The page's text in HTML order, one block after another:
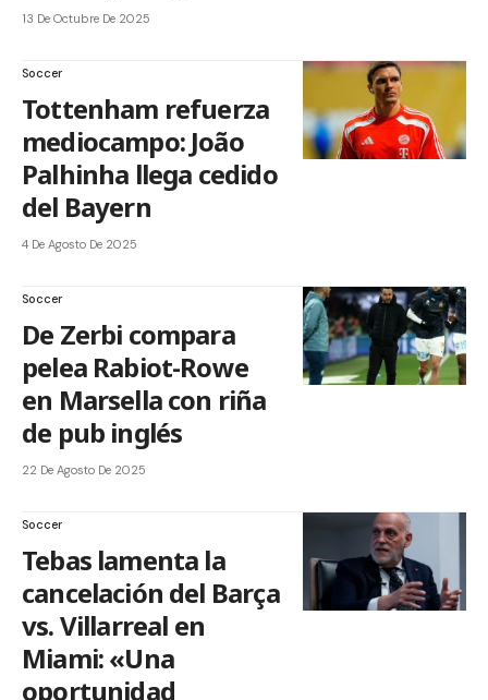
13 De Octubre De 2025
Soccer
Tottenham refuerza
mediocampo: João
Palhinha llega cedido
del Bayern
4 De Agosto De 2025
Soccer
De Zerbi compara
pelea Rabiot-Rowe
en Marsella con riña
de pub inglés
22 De Agosto De 2025
Soccer
Tebas lamenta la
cancelación del Barça
vs. Villarreal en
Miami: «Una
oportunidad